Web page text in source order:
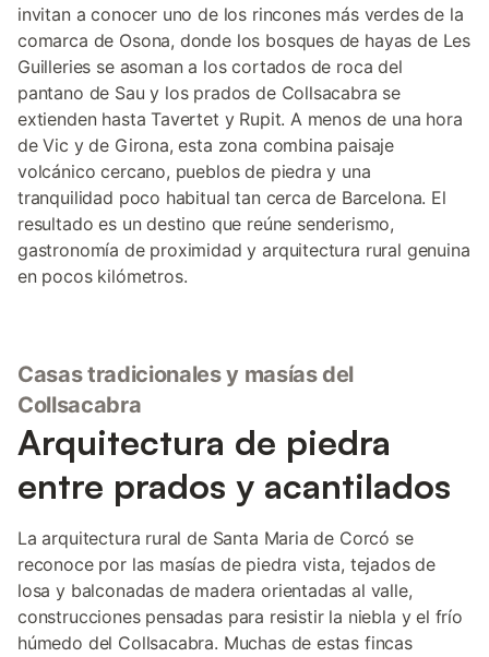
invitan a conocer uno de los rincones más verdes de la
comarca de Osona, donde los bosques de hayas de Les
Guilleries se asoman a los cortados de roca del
pantano de Sau y los prados de Collsacabra se
extienden hasta Tavertet y Rupit. A menos de una hora
de Vic y de Girona, esta zona combina paisaje
volcánico cercano, pueblos de piedra y una
tranquilidad poco habitual tan cerca de Barcelona. El
resultado es un destino que reúne senderismo,
gastronomía de proximidad y arquitectura rural genuina
en pocos kilómetros.
Casas tradicionales y masías del
Collsacabra
Arquitectura de piedra
entre prados y acantilados
La arquitectura rural de Santa Maria de Corcó se
reconoce por las masías de piedra vista, tejados de
losa y balconadas de madera orientadas al valle,
construcciones pensadas para resistir la niebla y el frío
húmedo del Collsacabra. Muchas de estas fincas